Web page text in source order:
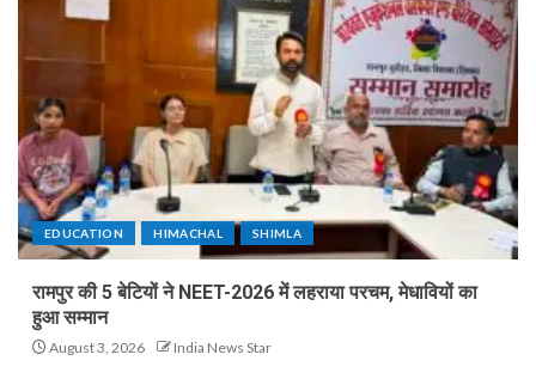
EDUCATION HIMACHAL SHIMLA
रामपुर की 5 बेटियों ने NEET-2026 में लहराया परचम, मेधावियों का
हुआ सम्मान
August 3, 2026 India News Star